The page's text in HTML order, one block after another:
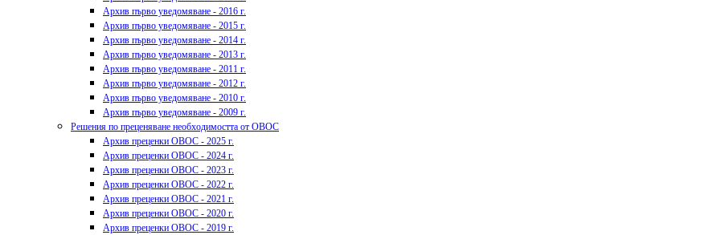
Архив първо уведомяване - 2016 г.
Архив първо уведомяване - 2015 г.
Архив първо уведомяване - 2014 г.
Архив първо уведомяване - 2013 г.
Архив първо уведомяване - 2011 г.
Архив първо уведомяване - 2012 г.
Архив първо уведомяване - 2010 г.
Архив първо уведомяване - 2009 г.
Решения по преценяване необходимостта от ОВОС
Архив преценки ОВОС - 2025 г.
Архив преценки ОВОС - 2024 г.
Архив преценки ОВОС - 2023 г.
Архив преценки ОВОС - 2022 г.
Архив преценки ОВОС - 2021 г.
Архив преценки ОВОС - 2020 г.
Архив преценки ОВОС - 2019 г.